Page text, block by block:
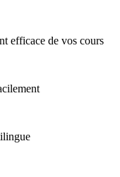
efficace de vos cours